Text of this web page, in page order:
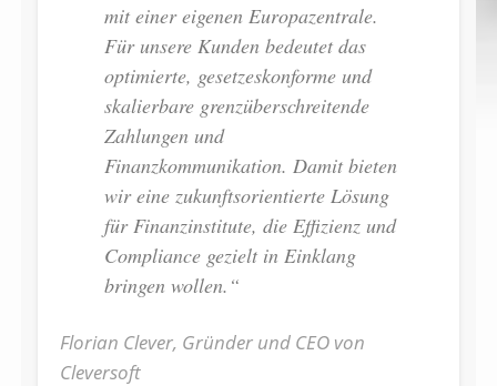
mit einer eigenen Europazentrale.
Für unsere Kunden bedeutet das
optimierte, gesetzeskonforme und
skalierbare grenzüberschreitende
Zahlungen und
Finanzkommunikation. Damit bieten
wir eine zukunftsorientierte Lösung
für Finanzinstitute, die Effizienz und
Compliance gezielt in Einklang
bringen wollen.“
Florian Clever, Gründer und CEO von
Cleversoft